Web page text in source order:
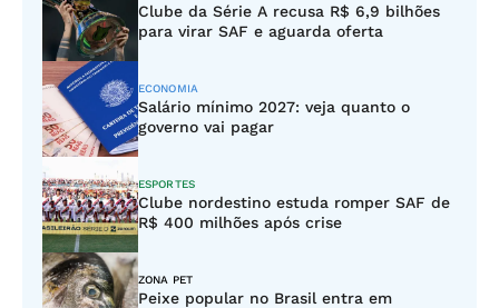
Clube da Série A recusa R$ 6,9 bilhões
para virar SAF e aguarda oferta
ECONOMIA
Salário mínimo 2027: veja quanto o
governo vai pagar
ESPORTES
Clube nordestino estuda romper SAF de
R$ 400 milhões após crise
ZONA PET
Peixe popular no Brasil entra em